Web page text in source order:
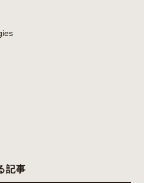
記事